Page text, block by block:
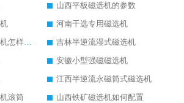
山西平板磁选机的参数
河南干选专用磁选机
贵州矿山用干选磁选机怎样调磁
吉林半逆流湿式磁选机
安徽小型强磁磁选机
江西半逆流永磁筒式磁选机
滚筒
山西铁矿磁选机如何配置